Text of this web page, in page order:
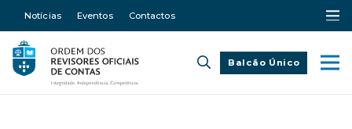
Notícias Eventos Contactos
Balcão Único